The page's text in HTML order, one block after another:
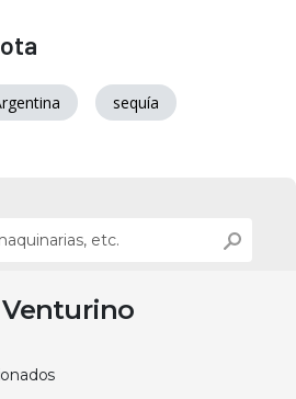
sequía
Venturino